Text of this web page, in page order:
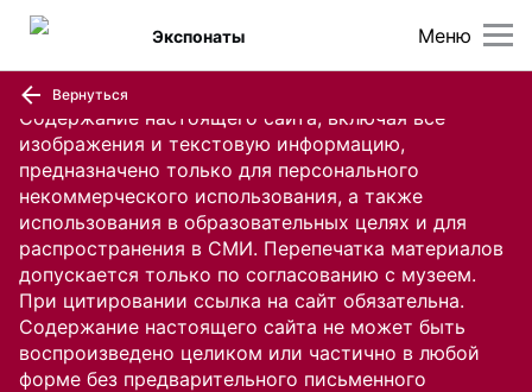
Содержание настоящего сайта, включая все
изображения и текстовую информацию,
предназначено только для персонального
некоммерческого использования, а также
использования в образовательных целях и для
распространения в СМИ. Перепечатка материалов
допускается только по согласованию с музеем.
При цитировании ссылка на сайт обязательна.
Содержание настоящего сайта не может быть
воспроизведено целиком или частично в любой
форме без предварительного письменного
Меню
Экспонаты
Вернуться